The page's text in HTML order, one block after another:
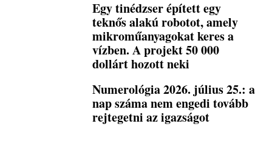
Egy tinédzser épített egy
teknős alakú robotot, amely
mikroműanyagokat keres a
vízben. A projekt 50 000
dollárt hozott neki
Numerológia 2026. július 25.: a
nap száma nem engedi tovább
rejtegetni az igazságot